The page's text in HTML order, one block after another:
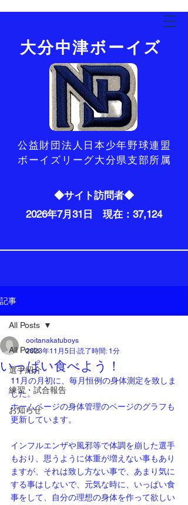
​大分中津ボーイズ
​公益財団法人日本少年野球連盟
ボーイズリーグ大分県支部所属
◆サイト訪問者◆
2026年7月31日 現在：37,124
記事
All Posts
選手紹介
練習・試合報告
お知らせ
All Posts
いっぱい食べよう！
ooitanakatuboys
2023年11月5日 読了時間: 1分
11月の月初に、毎月恒例の身体測定を致しま
した。
ホームページの身体管理のページのグラフも
更新しています。
インフルエンザや風邪等で体調を崩した選手
もおり、思うように体重が増えない事もあり
ますが、それは致し方ない事で、あまり気に
する事はしないで、元気な時に、いっぱい食
事をして、自分の理想の身体を作って欲しい